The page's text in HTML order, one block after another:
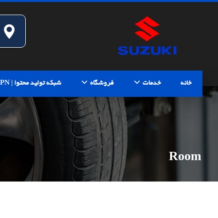
خانه خدمات فروشگاه شبکه تولید محتوا | CPN
Room